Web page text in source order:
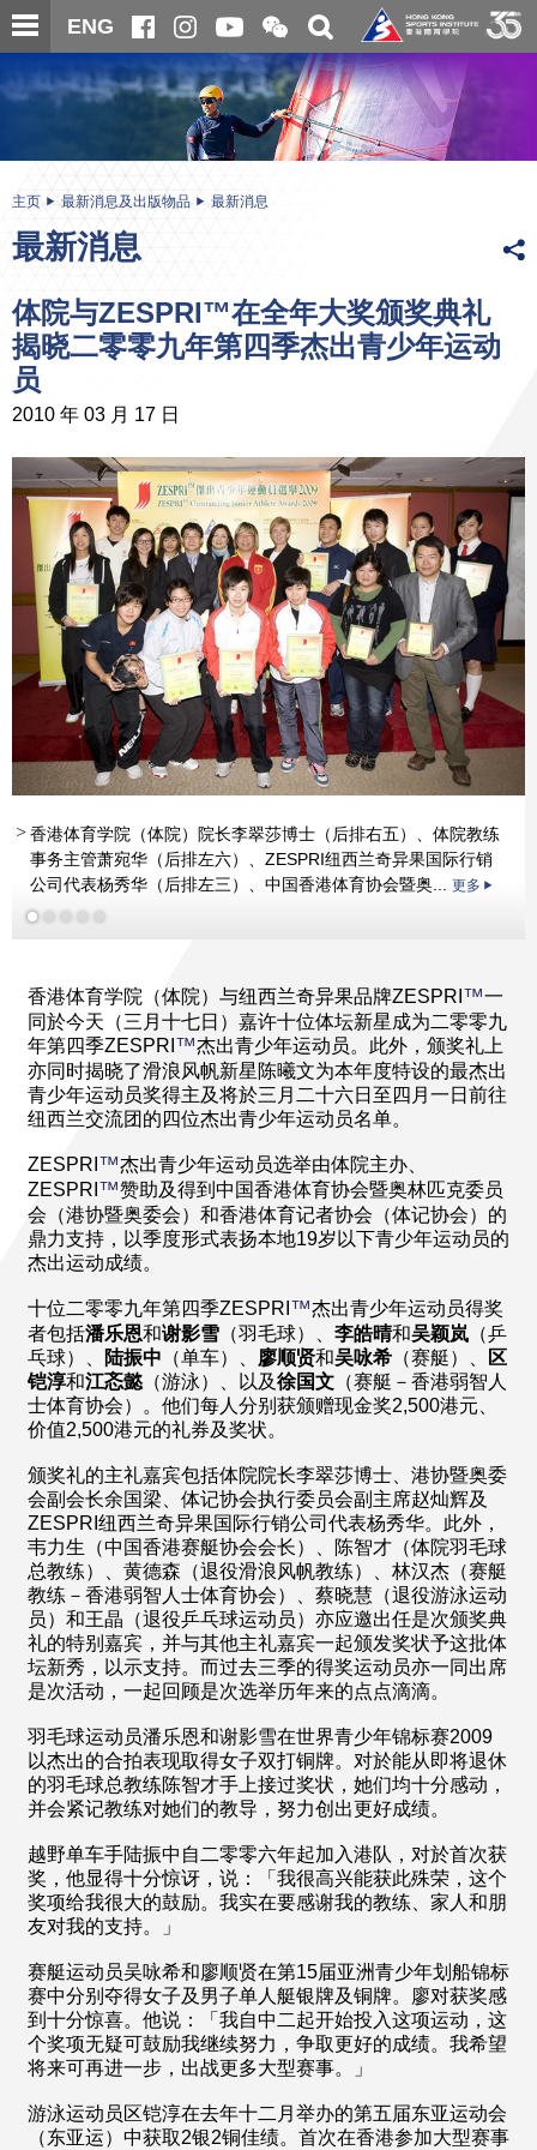
跳
至
内
ENG
开
合
微
信
二
维
码
关
搜
寻
内
主页 最新消息及出版物品 最新消息
最新消息
体院与ZESPRI™在全年大奖颁奖典礼
揭晓二零零九年第四季杰出青少年运动
员
2010 年 03 月 17 日
香港体育学院（体院）院长李翠莎博士（后排右五）、体院教练
事务主管萧宛华（后排左六）、ZESPRI纽西兰奇异果国际行销
公司代表杨秀华（后排左三）、中国香港体育协会暨奥... 更多
更多
™
更多
香港体育学院（体院）与纽西兰奇异果品牌ZESPRI™一
同於今天（三月十七日）嘉许十位体坛新星成为二零零九
年第四季ZESPRI™杰出青少年运动员。此外，颁奖礼上
亦同时揭晓了滑浪风帆新星陈曦文为本年度特设的最杰出
青少年运动员奖得主及将於三月二十六日至四月一日前往
纽西兰交流团的四位杰出青少年运动员名单。
ZESPRI™杰出青少年运动员选举由体院主办、
ZESPRI™赞助及得到中国香港体育协会暨奥林匹克委员
会（港协暨奥委会）和香港体育记者协会（体记协会）的
鼎力支持，以季度形式表扬本地19岁以下青少年运动员的
杰出运动成绩。
十位二零零九年第四季ZESPRI™杰出青少年运动员得奖
者包括潘乐恩和谢影雪 （羽毛球）、 李皓晴和吴颖岚 （乒
乓球）、
陆振中 （单车）、 廖顺贤和吴咏希 （赛艇）、
区
铠淳和江忞懿（游泳）、以及徐国文 （赛艇－香港弱智人
士体育协会）。他们每人分别获颁赠现金奖2,500港元、
价值2,500港元的礼券及奖状。
颁奖礼的主礼嘉宾包括体院院长李翠莎博士、港协暨奥委
会副会长余国梁、体记协会执行委员会副主席赵灿辉及
ZESPRI纽西兰奇异果国际行销公司代表杨秀华。此外，
韦力生（中国香港赛艇协会会长）、陈智才（体院羽毛球
总教练）、黄德森（退役滑浪风帆教练）、林汉杰（赛艇
教练－香港弱智人士体育协会）、蔡晓慧（退役游泳运动
员）和王晶（退役乒乓球运动员）亦应邀出任是次颁奖典
礼的特别嘉宾，并与其他主礼嘉宾一起颁发奖状予这批体
坛新秀，以示支持。而过去三季的得奖运动员亦一同出席
是次活动，一起回顾是次选举历年来的点点滴滴。
羽毛球运动员潘乐恩和谢影雪在世界青少年锦标赛2009
以杰出的合拍表现取得女子双打铜牌。对於能从即将退休
的羽毛球总教练陈智才手上接过奖状，她们均十分感动，
并会紧记教练对她们的教导，努力创出更好成绩。
越野单车手陆振中自二零零六年起加入港队，对於首次获
奖，他显得十分惊讶，说：「我很高兴能获此殊荣，这个
奖项给我很大的鼓励。我实在要感谢我的教练、家人和朋
友对我的支持。」
赛艇运动员吴咏希和廖顺贤在第15届亚洲青少年划船锦标
赛中分别夺得女子及男子单人艇银牌及铜牌。廖对获奖感
到十分惊喜。他说：「我自中二起开始投入这项运动，这
个奖项无疑可鼓励我继续努力，争取更好的成绩。我希望
将来可再进一步，出战更多大型赛事。」
游泳运动员区铠淳在去年十二月举办的第五届东亚运动会
（东亚运）中获取2银2铜佳绩。首次在香港参加大型赛事